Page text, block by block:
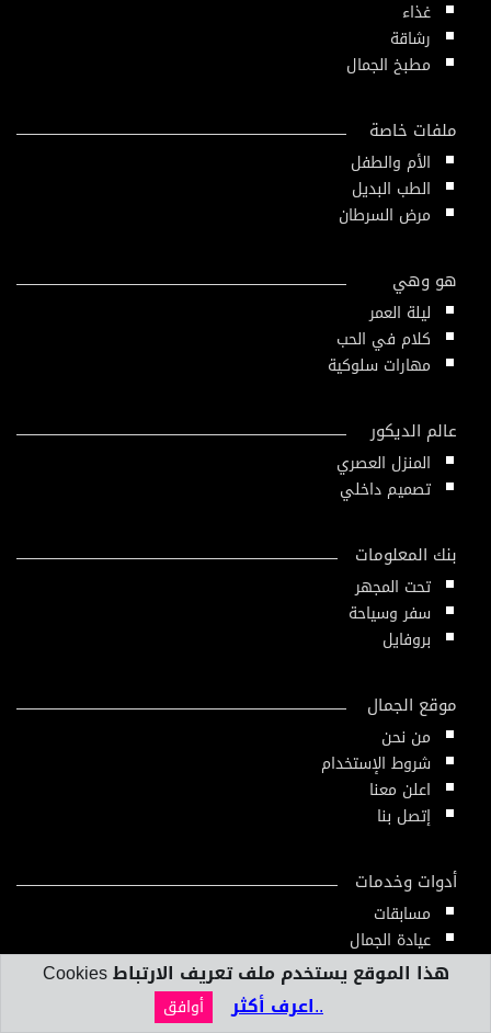
غذاء
رشاقة
مطبخ الجمال
ملفات خاصة
الأم والطفل
الطب البديل
مرض السرطان
هو وهي
ليلة العمر
كلام في الحب
مهارات سلوكية
عالم الديكور
المنزل العصري
تصميم داخلي
بنك المعلومات
تحت المجهر
سفر وسياحة
بروفايل
موقع الجمال
من نحن
شروط الإستخدام
اعلن معنا
إتصل بنا
أدوات وخدمات
مسابقات
عيادة الجمال
دليل الجمال
أدوات ومقاييس
النشرة الإلكترونية
هذا الموقع يستخدم ملف تعريف الارتباط Cookies
..اعرف أكثر
أوافق